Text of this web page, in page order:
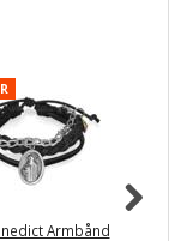
Armbånd